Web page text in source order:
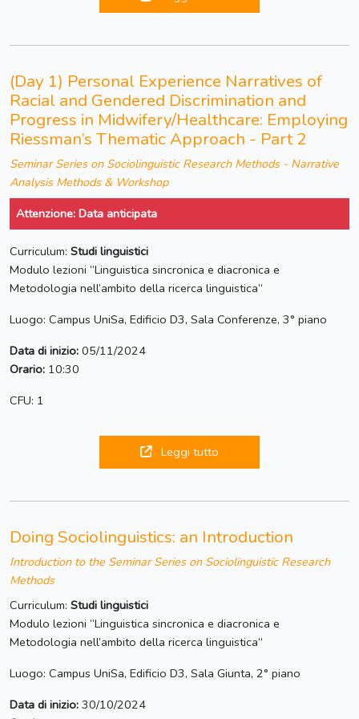
(Day 1) Personal Experience Narratives of
Racial and Gendered Discrimination and
Progress in Midwifery/Healthcare: Employing
Riessman’s Thematic Approach - Part 2
Seminar Series on Sociolinguistic Research Methods - Narrative
Analysis Methods & Workshop
Attenzione: Data anticipata
Curriculum: Studi linguistici
Modulo lezioni “Linguistica sincronica e diacronica e
Metodologia nell’ambito della ricerca linguistica“
Luogo: Campus UniSa, Edificio D3, Sala Conferenze, 3° piano
Data di inizio: 05/11/2024
Orario: 10:30
CFU: 1
Leggi tutto
Doing Sociolinguistics: an Introduction
Introduction to the Seminar Series on Sociolinguistic Research
Methods
Curriculum: Studi linguistici
Modulo lezioni “Linguistica sincronica e diacronica e
Metodologia nell’ambito della ricerca linguistica“
Luogo: Campus UniSa, Edificio D3, Sala Giunta, 2° piano
Data di inizio: 30/10/2024